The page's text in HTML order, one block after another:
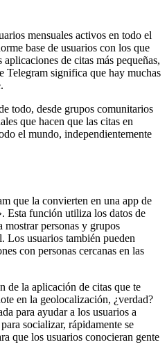
mensuales activos en todo el
base de usuarios con los que
de citas más pequeñas,
Telegram significa que hay muchas
todo, desde grupos comunitarios
que hacen que las citas en
el mundo, independientemente
que la convierten en una app de
Esta función utiliza los datos de
mostrar personas y grupos
Los usuarios también pueden
con personas cercanas en las
de la aplicación de citas que te
en la geolocalización, ¿verdad?
para ayudar a los usuarios a
socializar, rápidamente se
que los usuarios conocieran gente